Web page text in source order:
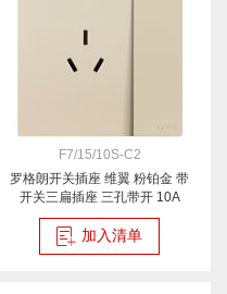
F7/15/10S-C2
罗格朗开关插座 维翼 粉铂金 带
开关三扁插座 三孔带开 10A
加入清单